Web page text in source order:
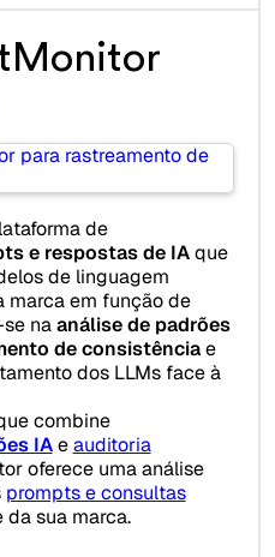
de
e respostas de IAque
de linguagem
marca em função de
naanálise de padrões
de consistênciae
dos LLMs face à
combine
IAeauditoria
oferece uma análise
prompts e consultas
sua marca.